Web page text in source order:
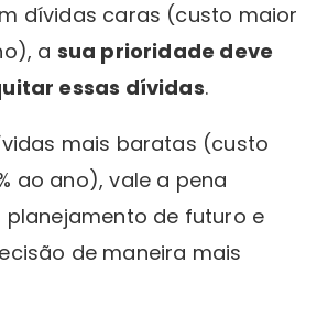
dívidas caras (custo maior
a sua prioridade deve
essas dívidas.
mais baratas (custo
ao ano), vale a pena
planejamento de futuro e
de maneira mais